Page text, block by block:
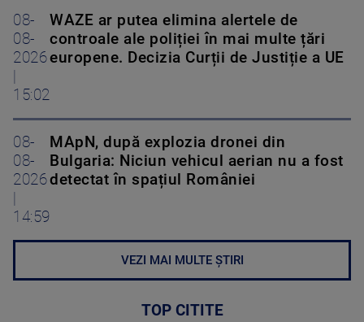
08-
08-
2026
15:02
WAZE ar putea elimina alertele de
controale ale poliției în mai multe țări
europene. Decizia Curții de Justiție a UE
08-
08-
2026
14:59
MApN, după explozia dronei din
Bulgaria: Niciun vehicul aerian nu a fost
detectat în spațiul României
VEZI MAI MULTE ȘTIRI
TOP CITITE